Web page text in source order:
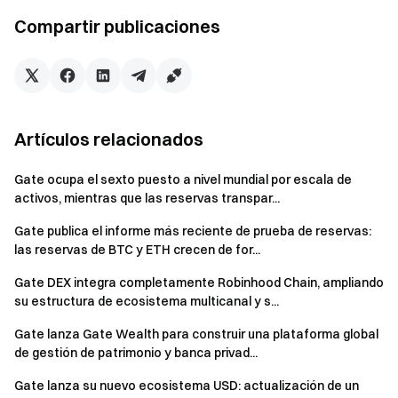
paciencia. Mirando atrás, esa decisión marcó todo lo que
Fue más bien una elección personal.
limitados. Lo que empezó con una sola persona se convirtió
organización global de casi 3 000 personas. El progreso ya
era una respuesta.
Todavía recuerdo nuestra primera reunión de equipo. Era un
una agenda formal. Simplemente nos sentamos juntos y
debatimos ideas que aún eran inciertas.
Pero en ese momento, se sentía real.
A medida que el equipo creció, llegó la estructura. Pero ese
Compartir publicaciones
Artículos relacionados
Gate ocupa el sexto puesto a nivel mundial por escala de
activos, mientras que las reservas transpar...
Gate publica el informe más reciente de prueba de reservas:
las reservas de BTC y ETH crecen de for...
Gate DEX integra completamente Robinhood Chain, ampliando
su estructura de ecosistema multicanal y s...
Gate lanza Gate Wealth para construir una plataforma global
de gestión de patrimonio y banca privad...
Gate lanza su nuevo ecosistema USD: actualización de un